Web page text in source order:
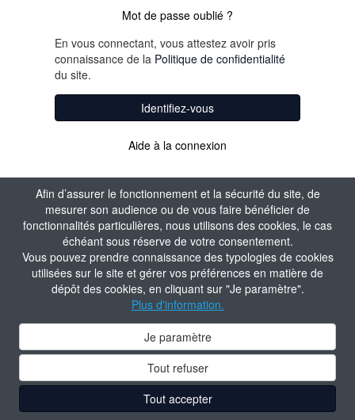
Afin d’assurer le fonctionnement et la sécurité du site, de
mesurer son audience ou de vous faire bénéficier de
fonctionnalités particulières, nous utilisons des cookies, le cas
échéant sous réserve de votre consentement.
Vous pouvez prendre connaissance des typologies de cookies
utilisées sur le site et gérer vos préférences en matière de
dépôt des cookies, en cliquant sur "Je paramètre".
Plus d'information.
Je paramètre
Tout refuser
Tout accepter
Mot de passe oublié ?
En vous connectant, vous attestez avoir pris
connaissance de la Politique de confidentialité
du site.
Identifiez-vous
Aide à la connexion